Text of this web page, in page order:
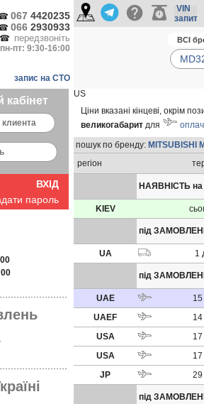
067 4420235
066 2930933
☎ передзвоніть
пн-пт: 9:30-16:00
запис на СТО
кабінет
ВХІД
пароль
VIN
запит
US
Ціни вказані кінцеві, окрім
великогабарит для
пошук по бренду: MITSUBISHI
регіон
НАЯВНІСТЬ
KIEV
під
UA 1
під
UAE 15
UAEF
14
USA
17
USA
17
JP
29
під